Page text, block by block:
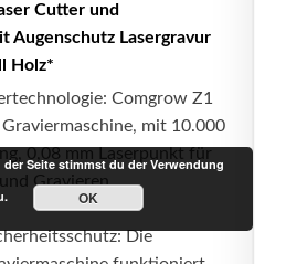
Cutter und
Augenschutz Lasergravur
Holz*
Comgrow Z1
mit 10.000
0,08 mm Laserpunkt für
Gravieren.
Die
Seite stimmst du der Verwendung
OK